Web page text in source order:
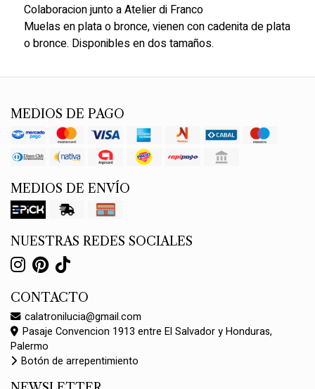
Colaboracion junto a Atelier di Franco
Muelas en plata o bronce, vienen con cadenita de plata
o bronce. Disponibles en dos tamaños.
MEDIOS DE PAGO
MEDIOS DE ENVÍO
NUESTRAS REDES SOCIALES
CONTACTO
calatronilucia@gmail.com
Pasaje Convencion 1913 entre El Salvador y Honduras,
Palermo
Botón de arrepentimiento